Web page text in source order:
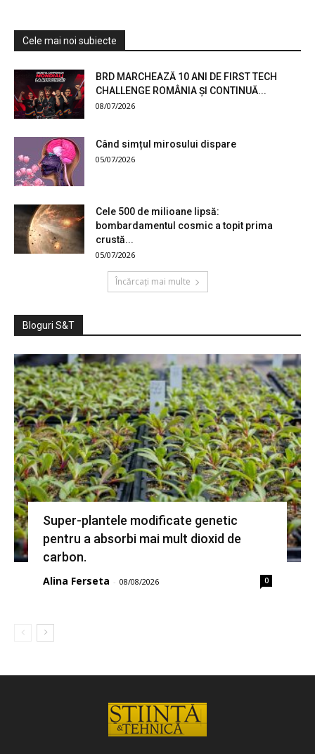
Cele mai noi subiecte
BRD MARCHEAZĂ 10 ANI DE FIRST TECH
CHALLENGE ROMÂNIA ȘI CONTINUĂ...
08/07/2026
Când simțul mirosului dispare
05/07/2026
Cele 500 de milioane lipsă:
bombardamentul cosmic a topit prima
crustă...
05/07/2026
Încărcați mai multe
Bloguri S&T
Super-plantele modificate genetic
pentru a absorbi mai mult dioxid de
carbon.
Alina Ferseta - 08/08/2026 0